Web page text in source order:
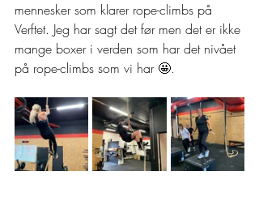
mennesker som klarer rope-climbs på
Verftet. Jeg har sagt det før men det er ikke
mange boxer i verden som har det nivået
på rope-climbs som vi har 🤩.